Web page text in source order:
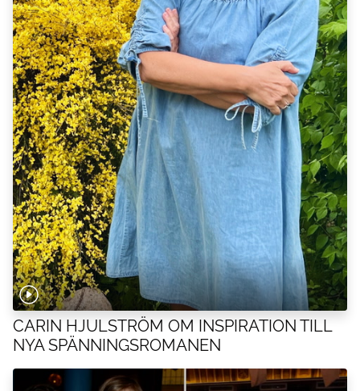
CARIN HJULSTRÖM OM INSPIRATION TILL
NYA SPÄNNINGSROMANEN